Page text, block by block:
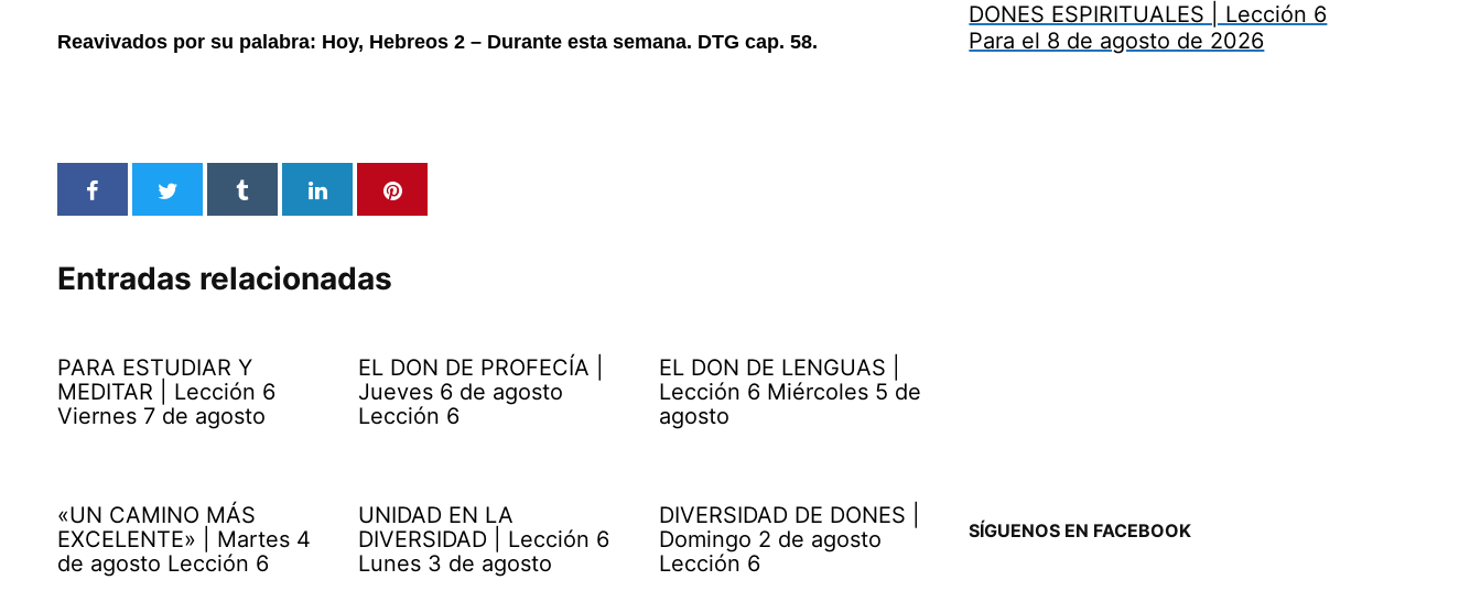
Reavivados por su palabra: Hoy, Hebreos 2 – Durante esta semana. DTG cap. 58.
Entradas relacionadas
PARA ESTUDIAR Y
MEDITAR | Lección 6
Viernes 7 de agosto
EL DON DE PROFECÍA |
Jueves 6 de agosto
Lección 6
EL DON DE LENGUAS |
Lección 6 Miércoles 5 de
agosto
«UN CAMINO MÁS
EXCELENTE» | Martes 4
de agosto Lección 6
UNIDAD EN LA
DIVERSIDAD | Lección 6
Lunes 3 de agosto
DIVERSIDAD DE DONES |
Domingo 2 de agosto
Lección 6
DONES ESPIRITUALES | Lección 6
Para el 8 de agosto de 2026
SÍGUENOS EN FACEBOOK